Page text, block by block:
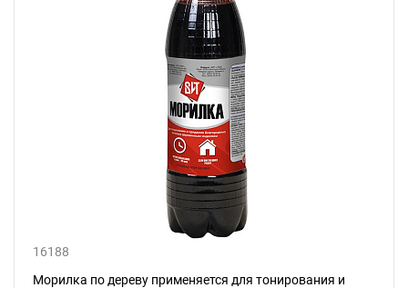
16188
Морилка по дереву применяется для тонирования и